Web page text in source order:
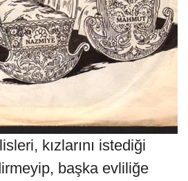
kızlarını istediği
başka evliliğe